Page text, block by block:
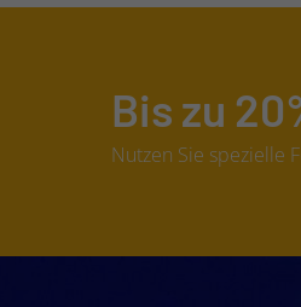
Bis zu
Nutzen Sie spezielle